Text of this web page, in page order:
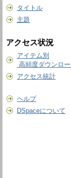
タイトル
主題
アクセス状況
アイテム別
高頻度ダウンロ
アクセス統計
ヘルプ
DSpaceについて